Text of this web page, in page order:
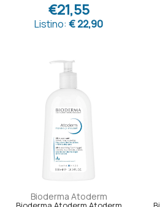
€21,55
Listino: € 22,90
Bioderma Atoderm